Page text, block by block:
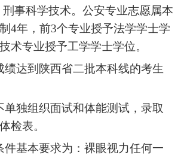
事科学技术。公安专业志愿属本
4年，前3个专业授予法学学士学
术专业授予工学学士学位。
绩达到陕西省二批本科线的考生
单独组织面试和体能测试，录取
检表。
件基本要求为 ：裸眼视力任何一